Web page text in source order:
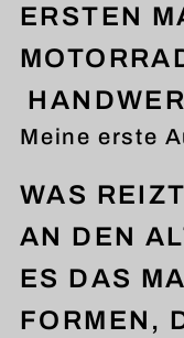
ERSTEN
Meine erste
WAS
AN DEN
ES DAS
FORMEN,